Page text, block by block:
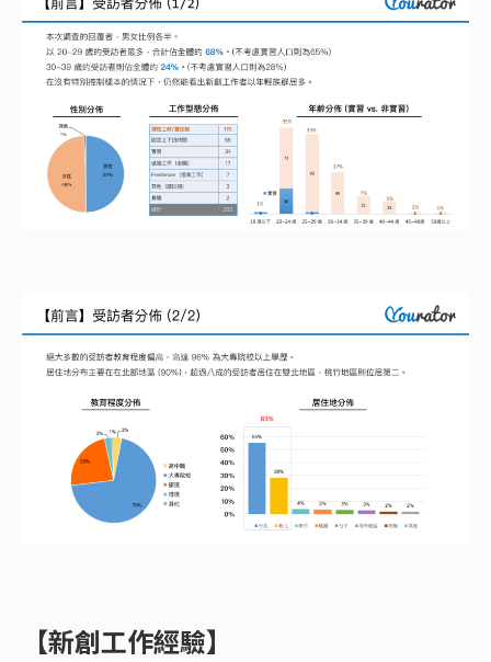
【新創工作經驗】